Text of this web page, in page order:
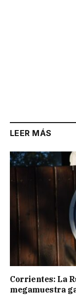
LEER MÁS
Corrientes: La
megamuestra